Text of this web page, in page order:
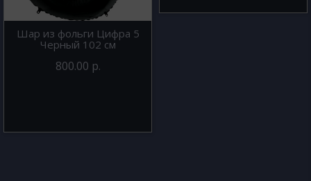
Шар из фольги Цифра 5
Черный 102 см
800.00 р.